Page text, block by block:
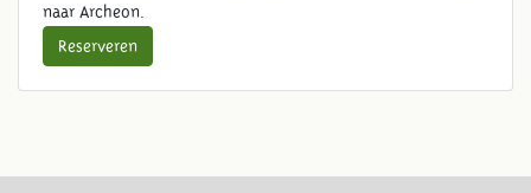
naar Archeon.
Reserveren